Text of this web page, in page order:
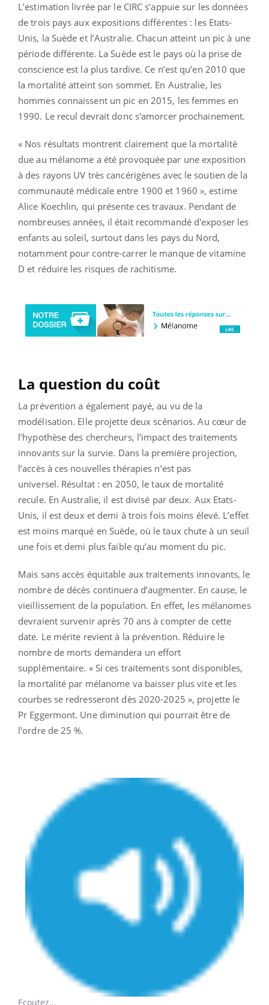
L’estimation livrée par le CIRC s’appuie sur les données
de trois pays aux expositions différentes : les Etats-
Unis, la Suède et l’Australie. Chacun atteint un pic à une
période différente. La Suède est le pays où la prise de
conscience est la plus tardive. Ce n’est qu’en 2010 que
la mortalité atteint son sommet. En Australie, les
hommes connaissent un pic en 2015, les femmes en
1990. Le recul devrait donc s'amorcer prochainement.
« Nos résultats montrent clairement que la mortalité
due au mélanome a été provoquée par une exposition
à des rayons UV très cancérigènes avec le soutien de la
communauté médicale entre 1900 et 1960 », estime
Alice Koechlin, qui présente ces travaux. Pendant de
nombreuses années, il était recommandé d'exposer les
enfants au soleil, surtout dans les pays du Nord,
notamment pour contre-carrer le manque de vitamine
D et réduire les risques de rachitisme.
La question du coût
La prévention a également payé, au vu de la
modélisation. Elle projette deux scénarios. Au cœur de
l’hypothèse des chercheurs, l’impact des traitements
innovants sur la survie. Dans la première projection,
l’accès à ces nouvelles thérapies n’est pas
universel. Résultat : en 2050, le taux de mortalité
recule. En Australie, il est divisé par deux. Aux Etats-
Unis, il est deux et demi à trois fois moins élevé. L’effet
est moins marqué en Suède, où le taux chute à un seuil
une fois et demi plus faible qu’au moment du pic.
Mais sans accès équitable aux traitements innovants, le
nombre de décès continuera d’augmenter. En cause, le
vieillissement de la population. En effet, les mélanomes
devraient survenir après 70 ans à compter de cette
date. Le mérite revient à la prévention. Réduire le
nombre de morts demandera un effort
supplémentaire. « Si ces traitements sont disponibles,
la mortalité par mélanome va baisser plus vite et les
courbes se redresseront dès 2020-2025 », projette le
Pr Eggermont. Une diminution qui pourrait être de
l'ordre de 25 %.
Ecoutez...